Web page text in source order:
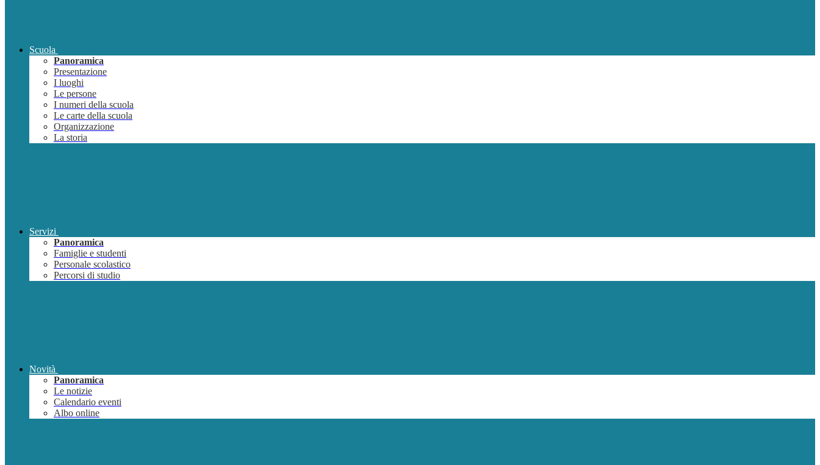
Scuola
Panoramica
Presentazione
I luoghi
Le persone
I numeri della scuola
Le carte della scuola
Organizzazione
La storia
Servizi
Panoramica
Famiglie e studenti
Personale scolastico
Percorsi di studio
Novità
Panoramica
Le notizie
Calendario eventi
Albo online